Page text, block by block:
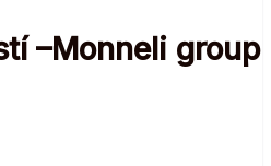
–Monneli group